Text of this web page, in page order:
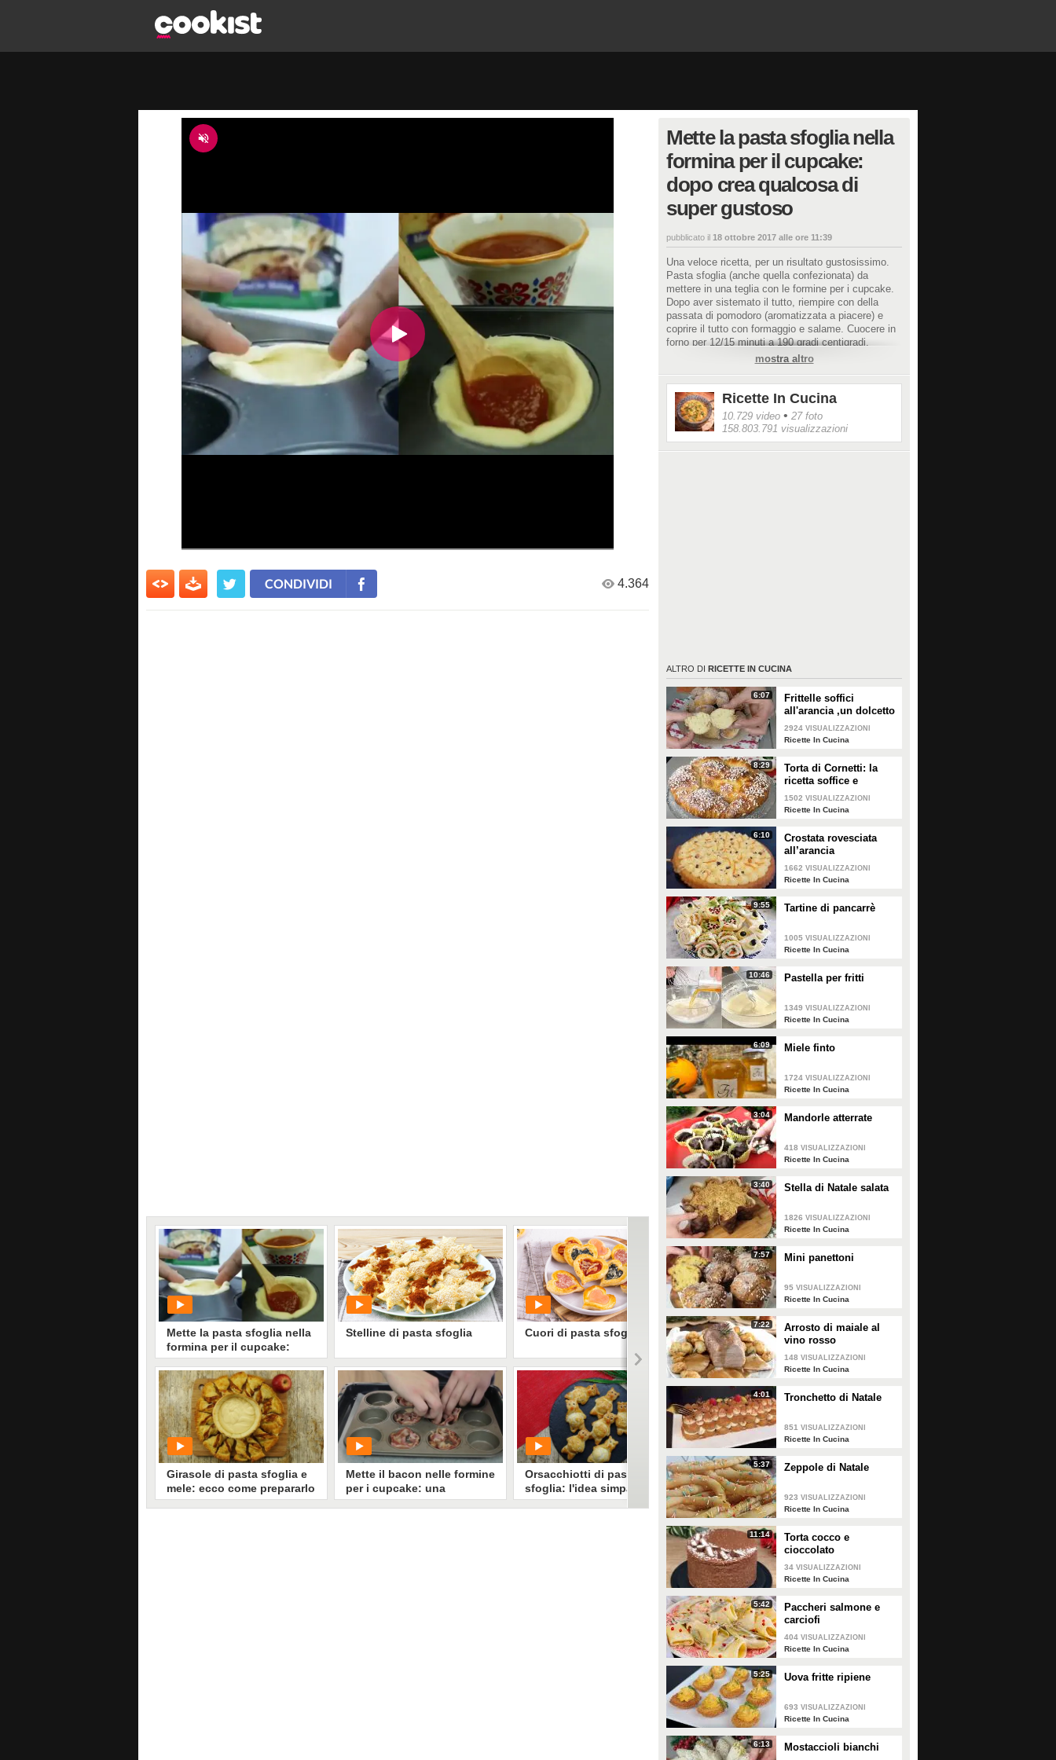
Mette la pasta sfoglia nella
formina per il cupcake:
dopo crea qualcosa di
super gustoso
pubblicato il 18 ottobre 2017 alle ore 11:39
Una veloce ricetta, per un risultato gustosissimo.
Pasta sfoglia (anche quella confezionata) da
mettere in una teglia con le formine per i cupcake.
Dopo aver sistemato il tutto, riempire con della
passata di pomodoro (aromatizzata a piacere) e
coprire il tutto con formaggio e salame. Cuocere in
forno per 12/15 minuti a 190 gradi centigradi.
https://www.instagram.com/p/BZjwd95nJT8/?taken-
by=micocinarapida
mostra altro
Ricette In Cucina
10.729 video • 27 foto
158.803.791 visualizzazioni
ALTRO DI RICETTE IN CUCINA
6:07
Frittelle soffici
all'arancia ,un dolcetto
perfetto per il
carnevale Ricetta facile
2924 VISUALIZZAZIONI
Ricette In Cucina
8:29
Torta di Cornetti: la
ricetta soffice e
profumata per una
colazione speciale 🥐
1502 VISUALIZZAZIONI
Ricette In Cucina
6:10
Crostata rovesciata
all’arancia
1662 VISUALIZZAZIONI
Ricette In Cucina
9:55 Tartine di pancarrè
1005 VISUALIZZAZIONI
Ricette In Cucina
10:46 Pastella per fritti
1349 VISUALIZZAZIONI
Ricette In Cucina
6:09 Miele finto
1724 VISUALIZZAZIONI
Ricette In Cucina
3:04 Mandorle atterrate
418 VISUALIZZAZIONI
Ricette In Cucina
3:40 Stella di Natale salata
1826 VISUALIZZAZIONI
Ricette In Cucina
7:57 Mini panettoni
95 VISUALIZZAZIONI
Ricette In Cucina
7:22
Arrosto di maiale al
vino rosso
148 VISUALIZZAZIONI
Ricette In Cucina
4:01 Tronchetto di Natale
851 VISUALIZZAZIONI
Ricette In Cucina
5:37 Zeppole di Natale
923 VISUALIZZAZIONI
Ricette In Cucina
11:14
Torta cocco e
cioccolato
34 VISUALIZZAZIONI
Ricette In Cucina
5:42
Paccheri salmone e
carciofi
404 VISUALIZZAZIONI
Ricette In Cucina
5:25 Uova fritte ripiene
693 VISUALIZZAZIONI
Ricette In Cucina
6:13 Mostaccioli bianchi
CONDIVIDI 4.364
Mette la pasta sfoglia nella
formina per il cupcake:
dopo crea qualcosa di
super gustoso
PLAY
4364• diRicette In Cucina
Girasole di pasta sfoglia e
mele: ecco come prepararlo
con una semplice
Stelline di pasta sfoglia
PLAY
0• di Pietro Zanella
Mette il bacon nelle formine
per i cupcake: una
gustosissima e veloce
Cuori di pasta sfoglia salati
PLAY
0• diClaudia Mancini
Orsacchiotti di pasta
sfoglia: l'idea simpatica e
divertente!
Spiedini di polpette e pasta
sfoglia: la ricetta
dell'antipasto semplice e
originale
PLAY
0 Redazione Cucina
Alberi di pasta sfoglia
PLAY
4344 • di Ricette In Cucina